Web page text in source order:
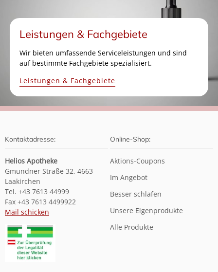
Leistungen & Fachgebiete
Wir bieten umfassende Serviceleistungen und sind
auf bestimmte Fachgebiete spezialisiert.
Leistungen & Fachgebiete
Kontaktadresse:
Helios Apotheke
Gmundner Straße 32, 4663
Laakirchen
Tel. +43 7613 44999
Fax +43 7613 4499922
Mail schicken
Online-Shop:
Aktions-Coupons
Im Angebot
Besser schlafen
Unsere Eigenprodukte
Alle Produkte